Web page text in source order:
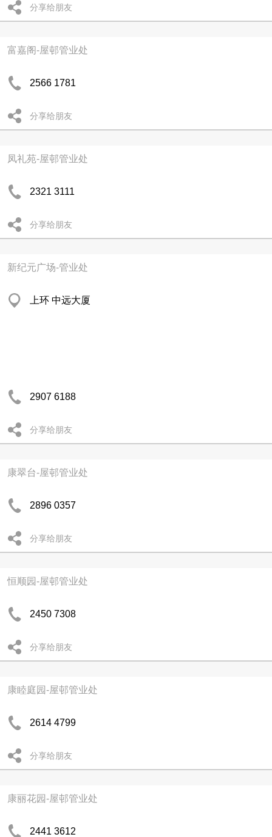
分享给朋友
富嘉阁-屋邨管业处
2566 1781
分享给朋友
凤礼苑-屋邨管业处
2321 3111
分享给朋友
新纪元广场-管业处
上环 中远大厦
2907 6188
分享给朋友
康翠台-屋邨管业处
2896 0357
分享给朋友
恒顺园-屋邨管业处
2450 7308
分享给朋友
康睦庭园-屋邨管业处
2614 4799
分享给朋友
康丽花园-屋邨管业处
2441 3612